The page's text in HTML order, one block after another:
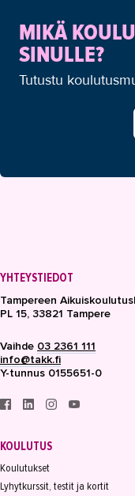
MIKÄ
SINULLE?
Tutustu
YHTEYSTIEDOT
Tampereen
PL 15, 33821 Tampere
Vaihde 03 2361 111
info@takk.fi
Y-tunnus 0155651-0
KOULUTUS
Koulutukset
Lyhytkurssit, testit ja kortit